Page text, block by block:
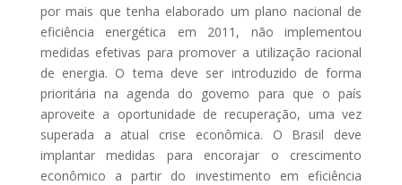
por mais que tenha elaborado um plano nacional de
eficiência energética em 2011, não implementou
medidas efetivas para promover a utilização racional
de energia. O tema deve ser introduzido de forma
prioritária na agenda do governo para que o país
aproveite a oportunidade de recuperação, uma vez
superada a atual crise econômica. O Brasil deve
implantar medidas para encorajar o crescimento
econômico a partir do investimento em eficiência